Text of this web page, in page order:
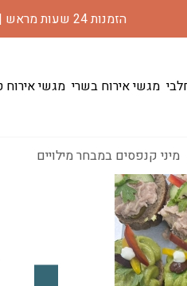
הזמנות 24 שעות מראש | משלוחים לכל הארץ במחירים משתנים בתיאום טלפוני
מגשי אירוח בשרי מגשי אירוח
מיני קנפסים במבחר מילויים